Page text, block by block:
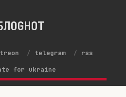
telegram
rss
for ukraine